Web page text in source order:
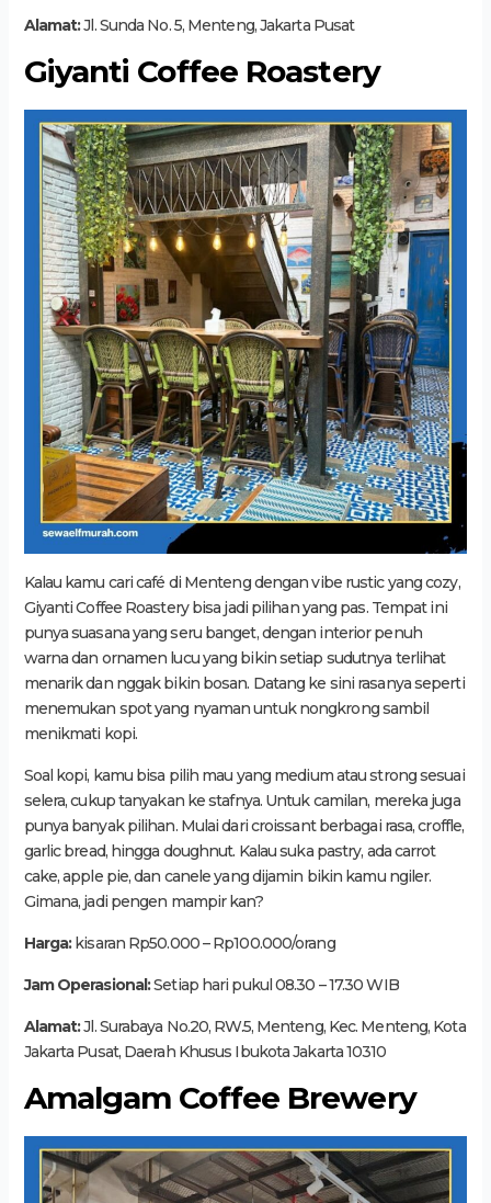
Alamat:Jl. Sunda No. 5, Menteng, Jakarta Pusat
Giyanti Coffee Roastery
Kalau kamu cari café di Menteng dengan vibe rustic yang cozy,
Giyanti Coffee Roastery bisa jadi pilihan yang pas. Tempat ini
punya suasana yang seru banget, dengan interior penuh
warna dan ornamen lucu yang bikin setiap sudutnya terlihat
menarik dan nggak bikin bosan. Datang ke sini rasanya seperti
menemukan spot yang nyaman untuk nongkrong sambil
menikmati kopi.
Soal kopi, kamu bisa pilih mau yang medium atau strong sesuai
selera, cukup tanyakan ke stafnya. Untuk camilan, mereka juga
punya banyak pilihan. Mulai dari croissant berbagai rasa, croffle,
garlic bread, hingga doughnut. Kalau suka pastry, ada carrot
cake, apple pie, dan canele yang dijamin bikin kamu ngiler.
Gimana, jadi pengen mampir kan?
Harga:kisaran Rp50.000 – Rp100.000/orang
Jam Operasional:Setiap hari pukul 08.30 – 17.30 WIB
Alamat:Jl. Surabaya No.20, RW.5, Menteng, Kec. Menteng, Kota
Jakarta Pusat, Daerah Khusus Ibukota Jakarta 10310
Amalgam Coffee Brewery